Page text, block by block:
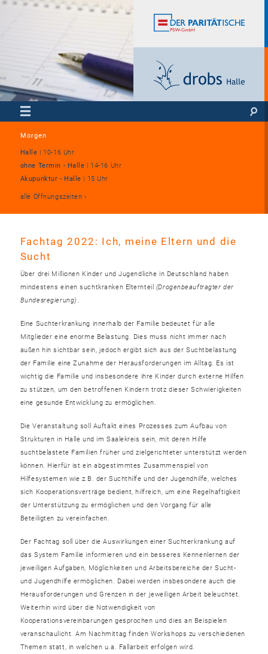
Morgen
Halle | 10-16 Uhr
ohne Termin - Halle | 14-16 Uhr
Akupunktur - Halle | 15 Uhr
alle Öffnungszeiten
Fachtag 2022: Ich, meine Eltern und die
Sucht
Über drei Millionen Kinder und Jugendliche in Deutschland haben
mindestens einen suchtkranken Elternteil (Drogenbeauftragter der
Bundesregierung).
Eine Suchterkrankung innerhalb der Familie bedeutet für alle
Mitglieder eine enorme Belastung. Dies muss nicht immer nach
außen hin sichtbar sein, jedoch ergibt sich aus der Suchtbelastung
der Familie eine Zunahme der Herausforderungen im Alltag. Es ist
wichtig die Familie und insbesondere ihre Kinder durch externe Hilfen
zu stützen, um den betroffenen Kindern trotz dieser Schwierigkeiten
eine gesunde Entwicklung zu ermöglichen.
Die Veranstaltung soll Auftakt eines Prozesses zum Aufbau von
Strukturen in Halle und im Saalekreis sein, mit deren Hilfe
suchtbelastete Familien früher und zielgerichteter unterstützt werden
können. Hierfür ist ein abgestimmtes Zusammenspiel von
Hilfesystemen wie z.B. der Suchthilfe und der Jugendhilfe, welches
sich Kooperationsverträge bedient, hilfreich, um eine Regelhaftigkeit
der Unterstützung zu ermöglichen und den Vorgang für alle
Beteiligten zu vereinfachen.
Der Fachtag soll über die Auswirkungen einer Suchterkrankung auf
das System Familie informieren und ein besseres Kennenlernen der
jeweiligen Aufgaben, Möglichkeiten und Arbeitsbereiche der Sucht-
und Jugendhilfe ermöglichen. Dabei werden insbesondere auch die
Herausforderungen und Grenzen in der jeweiligen Arbeit beleuchtet.
Weiterhin wird über die Notwendigkeit von
Kooperationsvereinbarungen gesprochen und dies an Beispielen
veranschaulicht. Am Nachmittag finden Workshops zu verschiedenen
Themen statt, in welchen u.a. Fallarbeit erfolgen wird.